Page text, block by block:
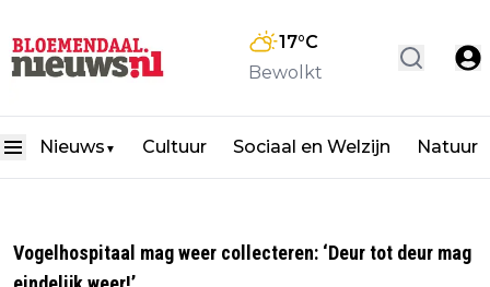
17°C
Bewolkt
Nieuws ▼ Cultuur Sociaal en Welzijn Natuur
Vogelhospitaal mag weer collecteren: ‘Deur tot deur mag